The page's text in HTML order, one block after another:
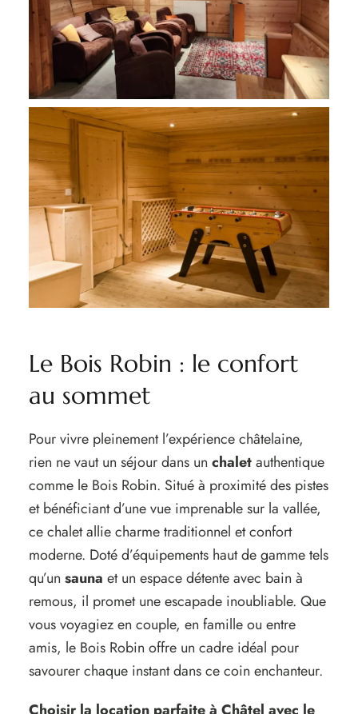
Le Bois Robin : le confort
au sommet
Pour vivre pleinement l’expérience châtelaine,
rien ne vaut un séjour dans un chaletauthentique
comme le Bois Robin. Situé à proximité des pistes
et bénéficiant d’une vue imprenable sur la vallée,
ce chalet allie charme traditionnel et confort
moderne. Doté d’équipements haut de gamme tels
qu’un sauna et un espace détente avec bain à
remous, il promet une escapade inoubliable. Que
vous voyagiez en couple, en famille ou entre
amis, le Bois Robin offre un cadre idéal pour
savourer chaque instant dans ce coin enchanteur.
Choisir la location parfaite à Châtel avec le